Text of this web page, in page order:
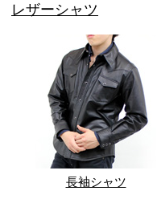
レザーシャツ
長袖シャツ